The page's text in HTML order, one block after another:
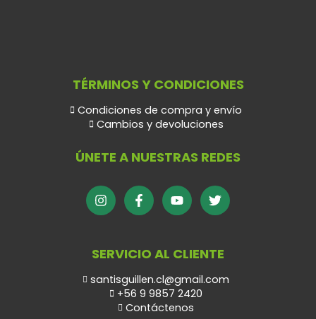
TÉRMINOS Y CONDICIONES
Condiciones de compra y envío
Cambios y devoluciones
ÚNETE A NUESTRAS REDES
SERVICIO AL CLIENTE
santisguillen.cl@gmail.com
+56 9 9857 2420
Contáctenos